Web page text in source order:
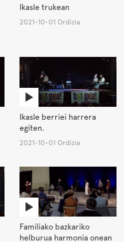
Ikasle trukean
2021-10-01 Ordizia
Ikasle berriei harrera
egiten.
2021-10-01 Ordizia
Familiako bazkariko
helburua harmonia onean